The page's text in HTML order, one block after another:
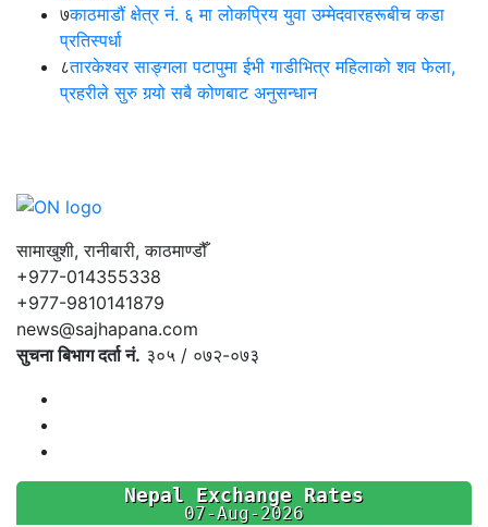
७काठमाडौं क्षेत्र नं. ६ मा लोकप्रिय युवा उम्मेदवारहरूबीच कडा
प्रतिस्पर्धा
८तारकेश्वर साङ्गला पटापुमा ईभी गाडीभित्र महिलाको शव फेला,
प्रहरीले सुरु गर्‍यो सबै कोणबाट अनुसन्धान
सामाखुशी, रानीबारी, काठमाण्डौँ
+977-014355338
+977-9810141879
news@sajhapana.com
सुचना बिभाग दर्ता नं. ३०५ / ०७२-०७३